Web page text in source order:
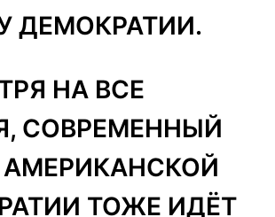
ДЕМОКРАТИИ.
НА ВСЕ
СОВРЕМЕННЫЙ
ТОЖЕ ИДЁТ